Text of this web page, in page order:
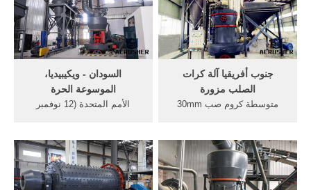
السودان - ويكيبيديا،
الموسوعة الحرة
الأمم المتحدة (12 نوفمبر
منظمة ...
جنوب أفريقيا آلة كرات
الصلب مزورة
متوسطة كروم صب 30mm
التعدين تحميل دليل خدمة ...